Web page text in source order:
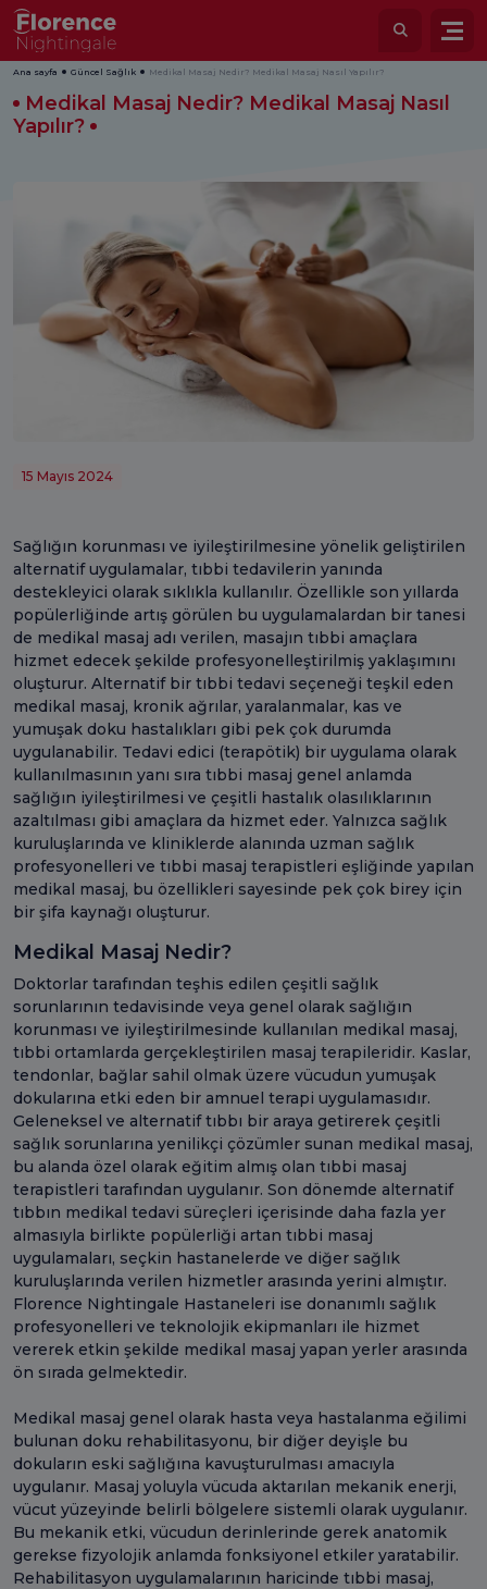
Ana sayfa Güncel Sağlık Medikal Masaj Nedir? Medikal Masaj Nasıl Yapılır?
Medikal Masaj Nedir? Medikal Masaj Nasıl
Yapılır?
15 Mayıs 2024
Sağlığın korunması ve iyileştirilmesine yönelik geliştirilen
alternatif uygulamalar, tıbbi tedavilerin yanında
destekleyici olarak sıklıkla kullanılır. Özellikle son yıllarda
popülerliğinde artış görülen bu uygulamalardan bir tanesi
de medikal masaj adı verilen, masajın tıbbi amaçlara
hizmet edecek şekilde profesyonelleştirilmiş yaklaşımını
oluşturur. Alternatif bir tıbbi tedavi seçeneği teşkil eden
medikal masaj, kronik ağrılar, yaralanmalar, kas ve
yumuşak doku hastalıkları gibi pek çok durumda
uygulanabilir. Tedavi edici (terapötik) bir uygulama olarak
kullanılmasının yanı sıra tıbbi masaj genel anlamda
sağlığın iyileştirilmesi ve çeşitli hastalık olasılıklarının
azaltılması gibi amaçlara da hizmet eder. Yalnızca sağlık
kuruluşlarında ve kliniklerde alanında uzman sağlık
profesyonelleri ve tıbbi masaj terapistleri eşliğinde yapılan
medikal masaj, bu özellikleri sayesinde pek çok birey için
bir şifa kaynağı oluşturur.
Medikal Masaj Nedir?
Doktorlar tarafından teşhis edilen çeşitli sağlık
sorunlarının tedavisinde veya genel olarak sağlığın
korunması ve iyileştirilmesinde kullanılan medikal masaj,
tıbbi ortamlarda gerçekleştirilen masaj terapileridir. Kaslar,
tendonlar, bağlar sahil olmak üzere vücudun yumuşak
dokularına etki eden bir amnuel terapi uygulamasıdır.
Geleneksel ve alternatif tıbbı bir araya getirerek çeşitli
sağlık sorunlarına yenilikçi çözümler sunan medikal masaj,
bu alanda özel olarak eğitim almış olan tıbbi masaj
terapistleri tarafından uygulanır. Son dönemde alternatif
tıbbın medikal tedavi süreçleri içerisinde daha fazla yer
almasıyla birlikte popülerliği artan tıbbi masaj
uygulamaları, seçkin hastanelerde ve diğer sağlık
kuruluşlarında verilen hizmetler arasında yerini almıştır.
Florence Nightingale Hastaneleri ise donanımlı sağlık
profesyonelleri ve teknolojik ekipmanları ile hizmet
vererek etkin şekilde medikal masaj yapan yerler arasında
ön sırada gelmektedir.
Medikal masaj genel olarak hasta veya hastalanma eğilimi
bulunan doku rehabilitasyonu, bir diğer deyişle bu
dokuların eski sağlığına kavuşturulması amacıyla
uygulanır. Masaj yoluyla vücuda aktarılan mekanik enerji,
vücut yüzeyinde belirli bölgelere sistemli olarak uygulanır.
Bu mekanik etki, vücudun derinlerinde gerek anatomik
gerekse fizyolojik anlamda fonksiyonel etkiler yaratabilir.
Rehabilitasyon uygulamalarının haricinde tıbbi masaj,